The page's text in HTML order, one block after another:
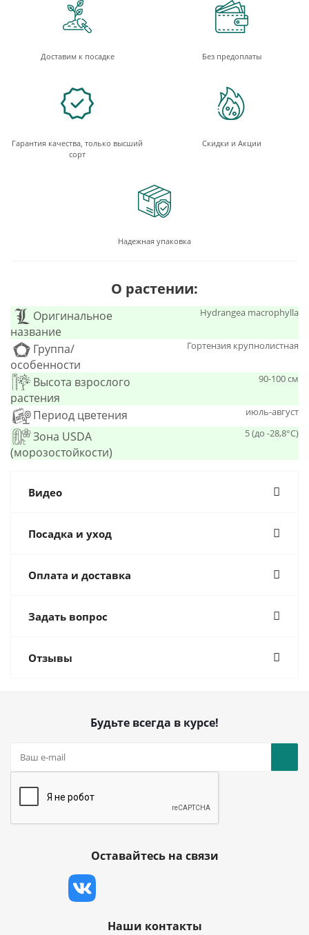
Доставим к посадке Без предоплаты
Гарантия качества, только высший
сорт
Скидки и Акции
Надежная упаковка
О растении:
Оригинальное
название
Hydrangea macrophylla
Группа/
особенности
Гортензия крупнолистная
Высота взрослого
растения
90-100 см
Период цветения июль-август
Зона USDA
(морозостойкости)
5 (до -28,8°С)
Видео
Посадка и уход
Оплата и доставка
Задать вопрос
Отзывы
Будьте всегда в курсе!
Оставайтесь на связи
Наши контакты